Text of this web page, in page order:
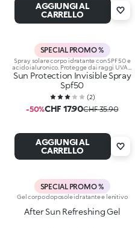
AGGIUNGI AL
CARRELLO
SPECIAL PROMO %
Spray solare corpo idratante con SPF 50 e
acido ialuronico. Protegge dai raggi UVA e
UVB
Sun Protection Invisible Spray
Spf50
(2)
-50%CHF 17.90CHF 35.90
AGGIUNGI AL
CARRELLO
SPECIAL PROMO %
Gel corpo doposole idratante e lenitivo
After Sun Refreshing Gel